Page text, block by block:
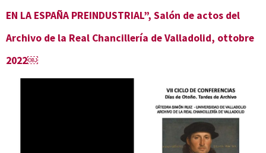
EN LA ESPAÑA PREINDUSTRIAL”, Salón de actos del
Archivo de la Real Chancillería de Valladolid, ottobre
2022￼